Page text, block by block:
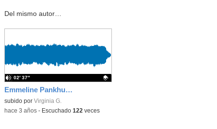
Del mismo autor…
Emmeline Pankhurst
Contenido educativo.
subido por Virginia G.
02′ 37″
-hace 3 años- Escuchado 122 veces